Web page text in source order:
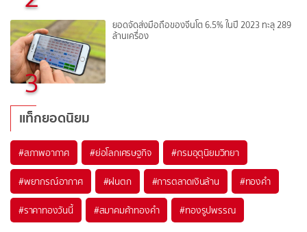
3
ยอดจัดส่งมือถือของจีนโต 6.5% ในปี 2023 ทะลุ 289
ล้านเครื่อง
แท็กยอดนิยม
#สภาพอากาศ #ย่อโลกเศรษฐกิจ #กรมอุตุนิยมวิทยา
#พยากรณ์อากาศ #ฝนตก #การตลาดเงินล้าน #ทองคำ
#ราคาทองวันนี้ #สมาคมค้าทองคำ #ทองรูปพรรณ